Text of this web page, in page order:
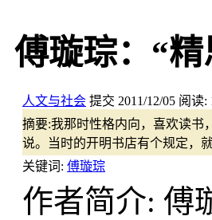
傅璇琮：“
人文与社会 提交 2011/12/05 阅读:
摘要:我那时性格内向，喜欢读书
说。当时的开明书店有个规定，
关键词: 傅璇琮
作者简介: 傅